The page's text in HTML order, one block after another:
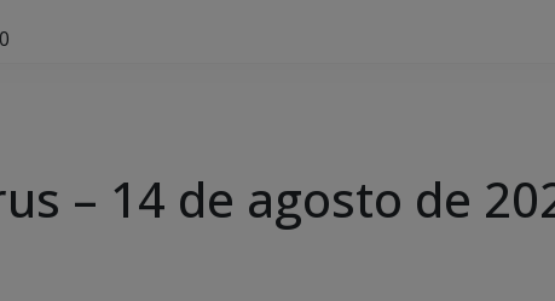
– 14 de agosto de